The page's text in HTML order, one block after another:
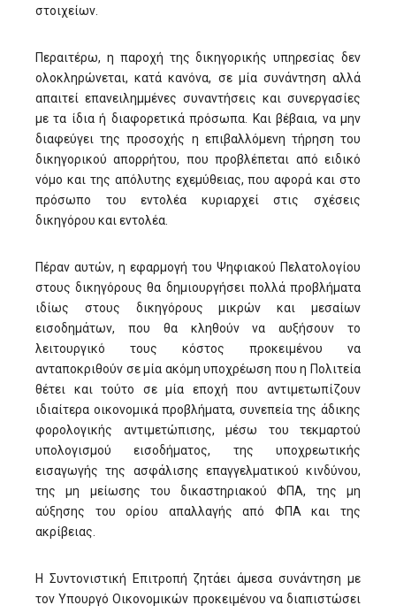
στοιχείων.
Περαιτέρω, η παροχή της δικηγορικής υπηρεσίας δεν
ολοκληρώνεται, κατά κανόνα, σε μία συνάντηση αλλά
απαιτεί επανειλημμένες συναντήσεις και συνεργασίες
με τα ίδια ή διαφορετικά πρόσωπα. Και βέβαια, να μην
διαφεύγει της προσοχής η επιβαλλόμενη τήρηση του
δικηγορικού απορρήτου, που προβλέπεται από ειδικό
νόμο και της απόλυτης εχεμύθειας, που αφορά και στο
πρόσωπο του εντολέα κυριαρχεί στις σχέσεις
δικηγόρου και εντολέα.
Πέραν αυτών, η εφαρμογή του Ψηφιακού Πελατολογίου
στους δικηγόρους θα δημιουργήσει πολλά προβλήματα
ιδίως στους δικηγόρους μικρών και μεσαίων
εισοδημάτων, που θα κληθούν να αυξήσουν το
λειτουργικό τους κόστος προκειμένου να
ανταποκριθούν σε μία ακόμη υποχρέωση που η Πολιτεία
θέτει και τούτο σε μία εποχή που αντιμετωπίζουν
ιδιαίτερα οικονομικά προβλήματα, συνεπεία της άδικης
φορολογικής αντιμετώπισης, μέσω του τεκμαρτού
υπολογισμού εισοδήματος, της υποχρεωτικής
εισαγωγής της ασφάλισης επαγγελματικού κινδύνου,
της μη μείωσης του δικαστηριακού ΦΠΑ, της μη
αύξησης του ορίου απαλλαγής από ΦΠΑ και της
ακρίβειας.
Η Συντονιστική Επιτροπή ζητάει άμεσα συνάντηση με
τον Υπουργό Οικονομικών προκειμένου να διαπιστώσει